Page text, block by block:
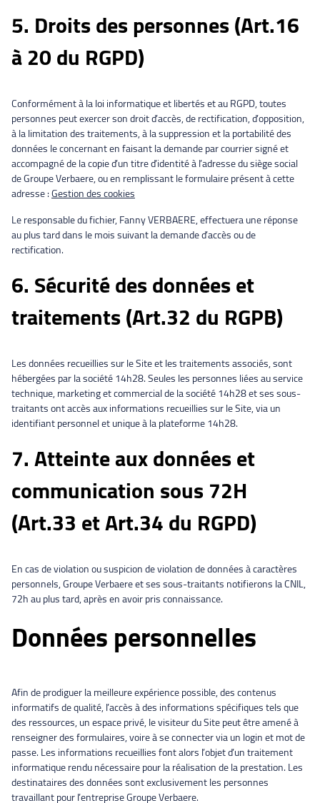
5. Droits des personnes (Art.16
à 20 du RGPD)
Conformément à la loi informatique et libertés et au RGPD, toutes
personnes peut exercer son droit d’accès, de rectification, d’opposition,
à la limitation des traitements, à la suppression et la portabilité des
données le concernant en faisant la demande par courrier signé et
accompagné de la copie d’un titre d’identité à l’adresse du siège social
de Groupe Verbaere, ou en remplissant le formulaire présent à cette
adresse :Gestion des cookies
Le responsable du fichier, Fanny VERBAERE, effectuera une réponse
au plus tard dans le mois suivant la demande d’accès ou de
rectification.
6. Sécurité des données et
traitements (Art.32 du RGPB)
Les données recueillies sur le Site et les traitements associés, sont
hébergées par la société 14h28. Seules les personnes liées au service
technique, marketing et commercial de la société 14h28 et ses sous-
traitants ont accès aux informations recueillies sur le Site, via un
identifiant personnel et unique à la plateforme 14h28.
7. Atteinte aux données et
communication sous 72H
(Art.33 et Art.34 du RGPD)
En cas de violation ou suspicion de violation de données à caractères
personnels, Groupe Verbaere et ses sous-traitants notifierons la CNIL,
72h au plus tard, après en avoir pris connaissance.
Données personnelles
Afin de prodiguer la meilleure expérience possible, des contenus
informatifs de qualité, l’accès à des informations spécifiques tels que
des ressources, un espace privé, le visiteur du Site peut être amené à
renseigner des formulaires, voire à se connecter via un login et mot de
passe. Les informations recueillies font alors l’objet d’un traitement
informatique rendu nécessaire pour la réalisation de la prestation. Les
destinataires des données sont exclusivement les personnes
travaillant pour l’entreprise Groupe Verbaere.